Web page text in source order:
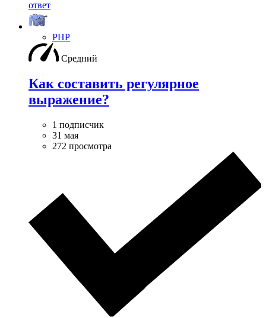
ответ
PHP
Средний
Как составить регулярное
выражение?
1 подписчик
31 мая
272 просмотра